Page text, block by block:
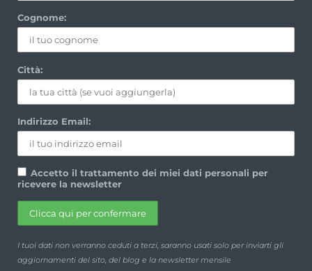
Cognome:
Città:
Indirizzo Email:
Accetto il trattamento dei miei dati personali per
ricevere la newsletter
I tuoi dati non verranno ceduti a terzi, saranno usati solo per inviarti gli
aggiornamenti del sito, del blog e la newsletter mensile